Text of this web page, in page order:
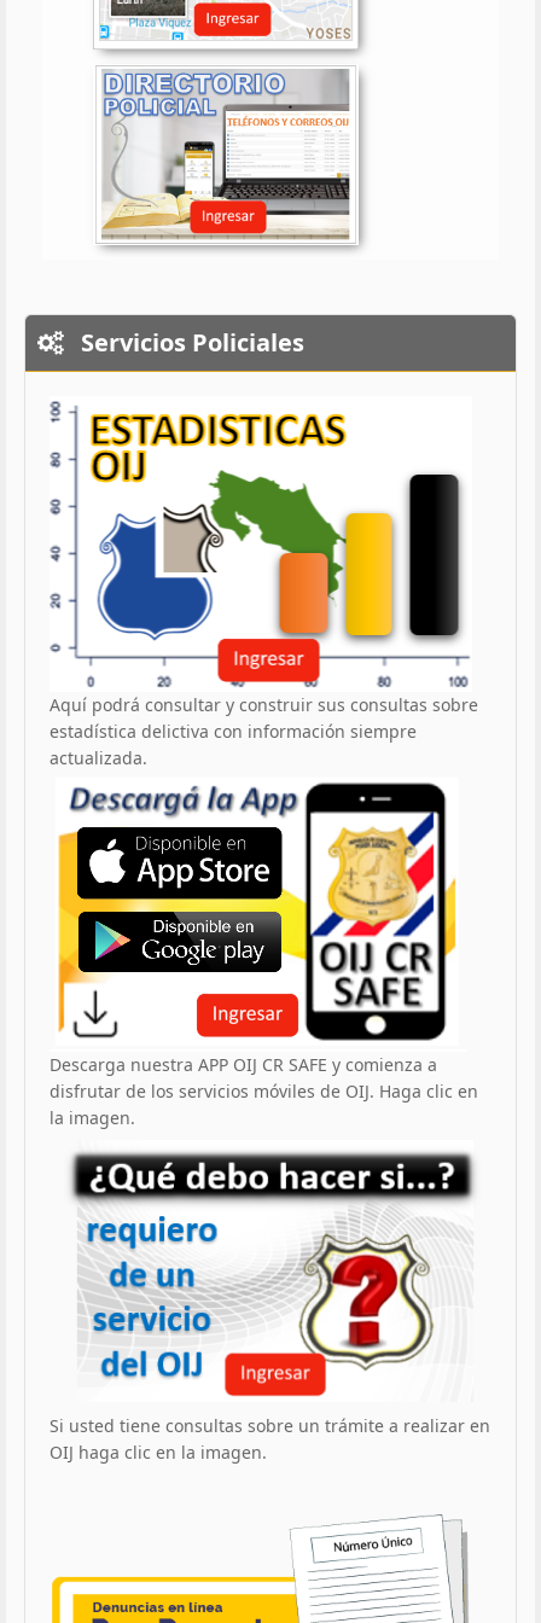
Servicios Policiales
Aquí podrá consultar y construir sus consultas sobre
estadística delictiva con información siempre
actualizada.
Descarga nuestra APP OIJ CR SAFE y comienza a
disfrutar de los servicios móviles de OIJ. Haga clic en
la imagen.
Si usted tiene consultas sobre un trámite a realizar en
OIJ haga clic en la imagen.